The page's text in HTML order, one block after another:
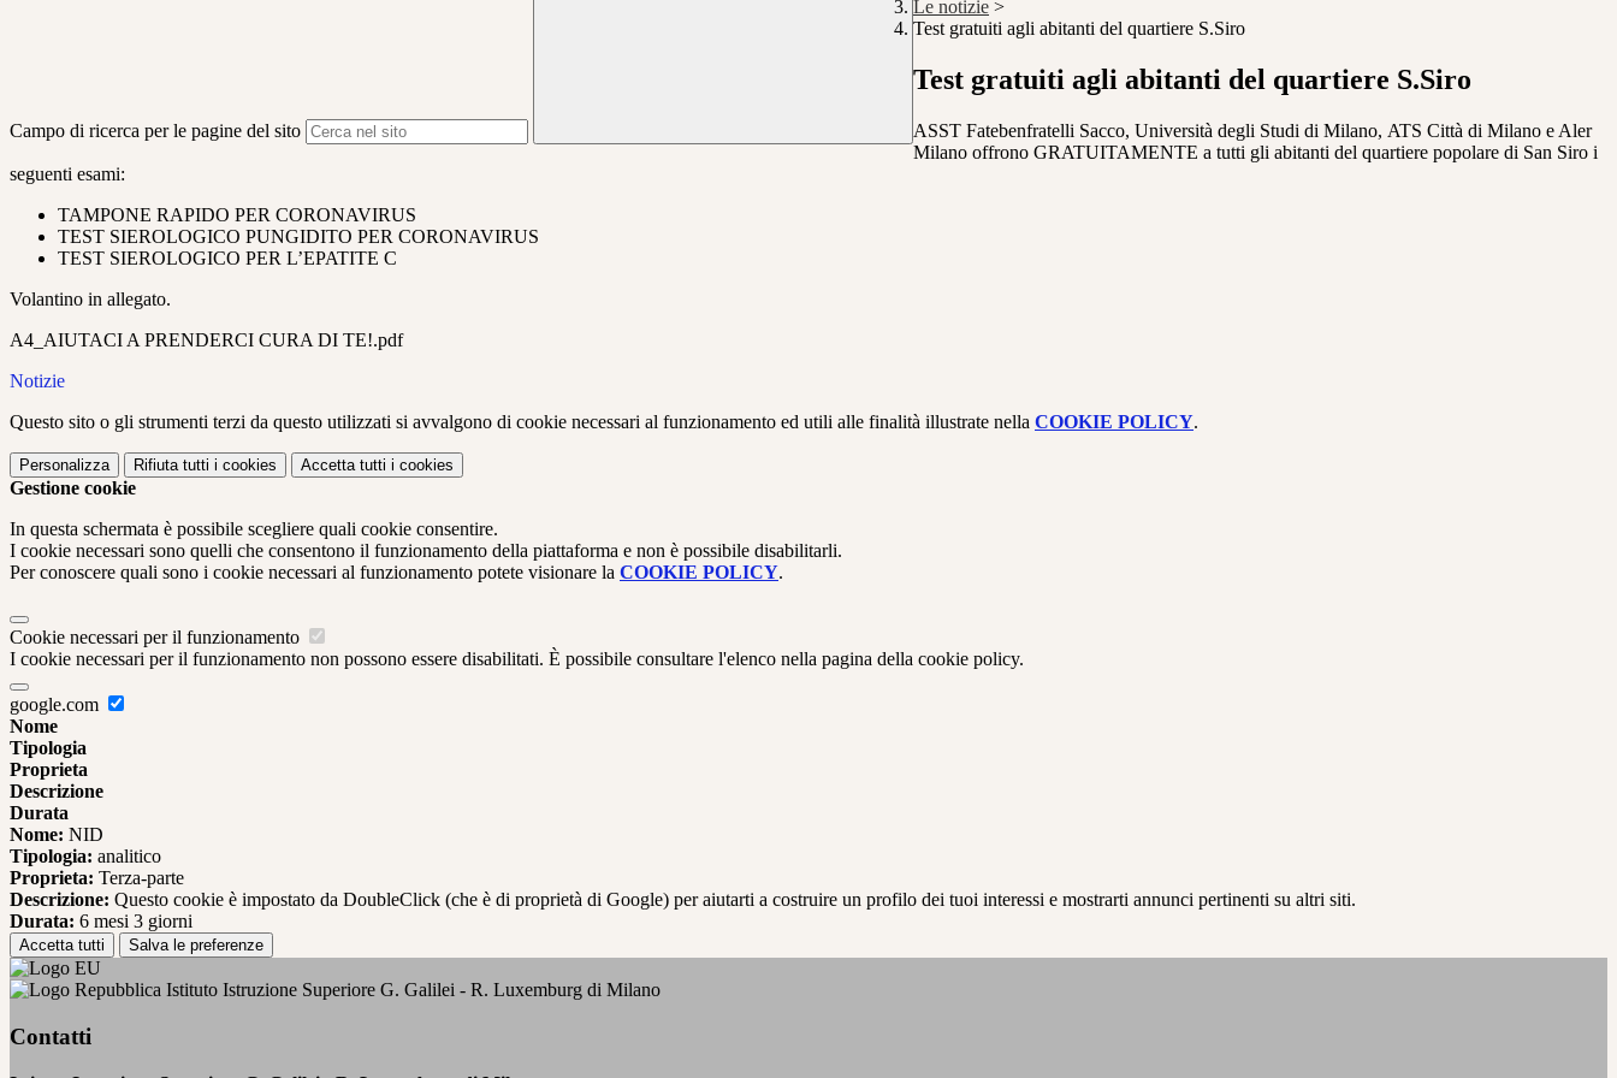
Campo di ricerca per le pagine del sito
Le notizie >
Test gratuiti agli abitanti del quartiere S.Siro
Test gratuiti agli abitanti del quartiere S.Siro
ASST Fatebenfratelli Sacco, Università degli Studi di Milano, ATS Città di Milano e Aler
Milano offrono GRATUITAMENTE a tutti gli abitanti del quartiere popolare di San Siro i
seguenti esami:
TAMPONE RAPIDO PER CORONAVIRUS
TEST SIEROLOGICO PUNGIDITO PER CORONAVIRUS
TEST SIEROLOGICO PER L’EPATITE C
Volantino in allegato.
A4_AIUTACI A PRENDERCI CURA DI TE!.pdf
Notizie
Questo sito o gli strumenti terzi da questo utilizzati si avvalgono di cookie necessari al funzionamento ed utili alle finalità illustrate nella COOKIE POLICY.
Personalizza Rifiuta tutti i cookies Accetta tutti i cookies
Gestione cookie
In questa schermata è possibile scegliere quali cookie consentire.
I cookie necessari sono quelli che consentono il funzionamento della piattaforma e non è possibile disabilitarli.
Per conoscere quali sono i cookie necessari al funzionamento potete visionare la COOKIE POLICY.
Cookie necessari per il funzionamento
I cookie necessari per il funzionamento non possono essere disabilitati. È possibile consultare l'elenco nella pagina della cookie policy.
google.com
Nome
Tipologia
Proprieta
Descrizione
Durata
Nome: NID
Tipologia: analitico
Proprieta: Terza-parte
Descrizione: Questo cookie è impostato da DoubleClick (che è di proprietà di Google) per aiutarti a costruire un profilo dei tuoi interessi e mostrarti annunci pertinenti su altri siti.
Durata: 6 mesi 3 giorni
Accetta tutti Salva le preferenze
Istituto Istruzione Superiore G. Galilei - R. Luxemburg di Milano
Contatti